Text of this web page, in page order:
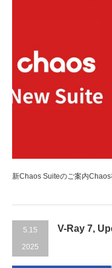
新Chaos Suiteのご案内Chaos
5.15
2025
V-Ray 7,